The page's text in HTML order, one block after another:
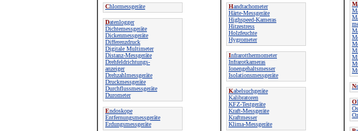
Chlormessgeräte
Datenlogger
Dichtemessgeräte
Dickenmessgeräte
Differenzdruck
Digitale Multimeter
Distanz-Messgeräte
Drehfeldrichtungs-
anzeiger
Drehzahlmessgeräte
Druckmessgeräte
Durchflussmessgeräte
Durometer
Endoskope
Entfernungsmessgeräte
Erdungsmessgeräte
Handtachometer
Härte-Messgeräte
Highspeed-Kameras
Hitzestress
Holzfeuchte
Hygrometer
Infrarotthermometer
Infrarotkameras
Ionengehaltsmesser
Isolationsmessgeräte
Kabelsuchgeräte
Kalibratoren
KFZ-Testgeräte
Kraft-Messgeräte
Kraftmesser
Klima-Messgeräte
M
N
O